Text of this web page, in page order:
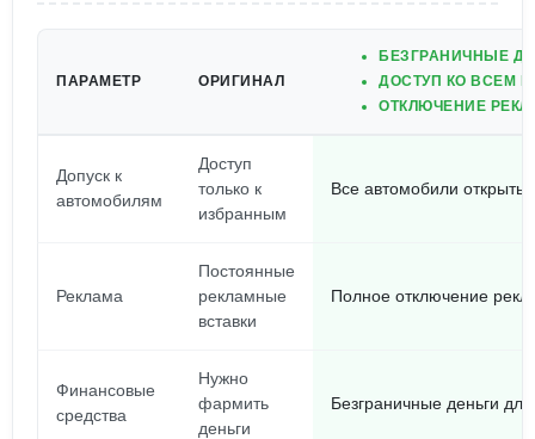
ПАРАМЕТР ОРИГИНАЛ
БЕЗГРАНИЧНЫЕ
ДОСТУП КО ВСЕМ
ОТКЛЮЧЕНИЕ
Допуск к
автомобилям
Доступ
только к
избранным
Все автомобили открыты
Реклама
Постоянные
рекламные
вставки
Полное отключение
Финансовые
средства
Нужно
фармить
деньги
Безграничные деньги для